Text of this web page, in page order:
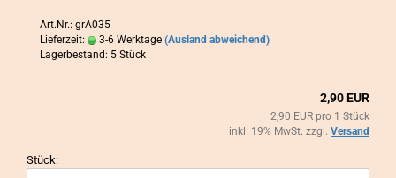
Art.Nr.: grA035
Lieferzeit:
3-6 Werktage (Ausland abweichend)
Lagerbestand: 5 Stück
2,90 EUR
2,90 EUR pro 1 Stück
inkl. 19% MwSt. zzgl. Versand
Stück: